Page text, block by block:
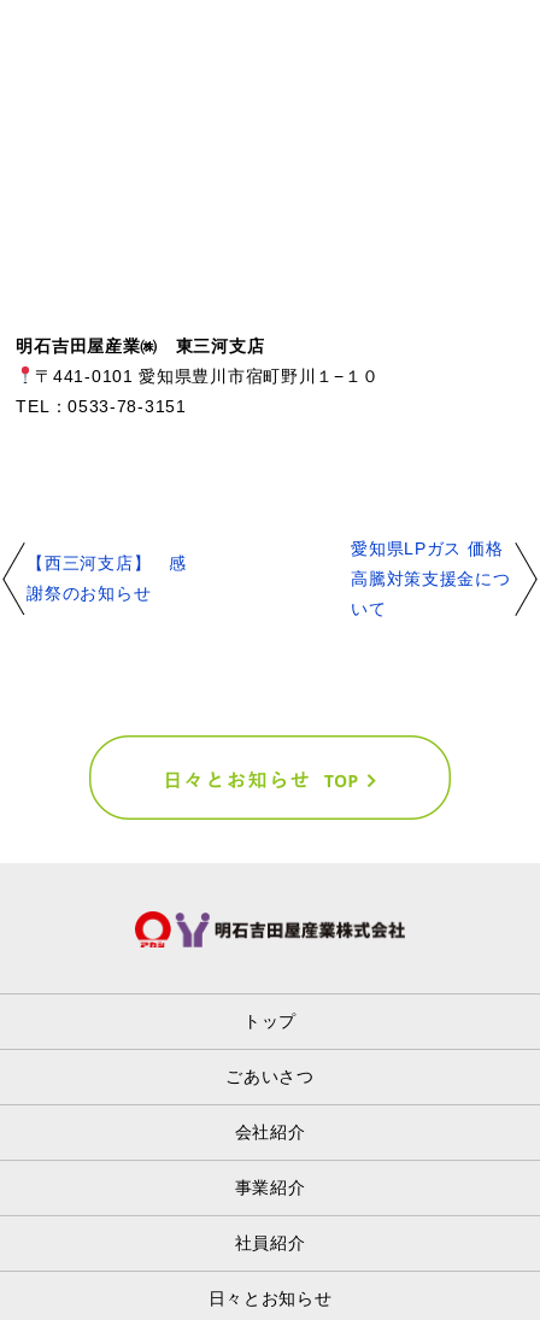
明石吉田屋産業㈱ 東三河支店
〒441-0101 愛知県豊川市宿町野川１−１０
TEL：0533-78-3151
【西三河支店】 感
謝祭のお知らせ
愛知県LPガス 価格
高騰対策支援金につ
いて
トップ
ごあいさつ
会社紹介
事業紹介
社員紹介
日々とお知らせ